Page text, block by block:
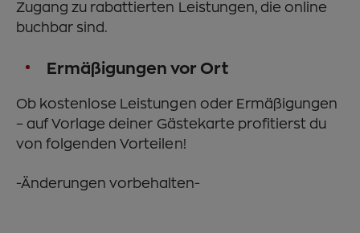
Zugang zu rabattierten Leistungen, die online
buchbar sind.
Ermäßigungen vor Ort
Ob kostenlose Leistungen oder Ermäßigungen
– auf Vorlage deiner Gästekarte profitierst du
von folgenden Vorteilen!
-Änderungen vorbehalten-